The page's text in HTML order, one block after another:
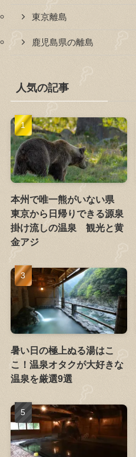
東京離島
鹿児島県の離島
人気の記事
本州で唯一熊がいない県
東京から日帰りできる源泉
掛け流しの温泉 観光と黄
金アジ
暑い日の極上ぬる湯はこ
こ！温泉オタクが大好きな
温泉を厳選9選